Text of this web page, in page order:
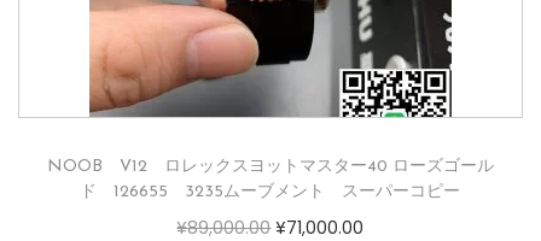
NOOB V12 ロレックスヨットマスター40 ローズゴール
ド 126655 3235ムーブメント スーパーコピー
¥89,000.00 ¥71,000.00